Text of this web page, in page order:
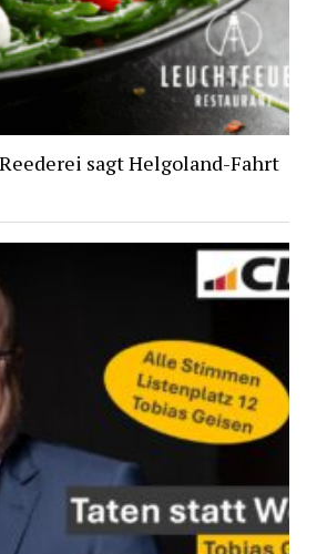
sagt Helgoland-Fahrt